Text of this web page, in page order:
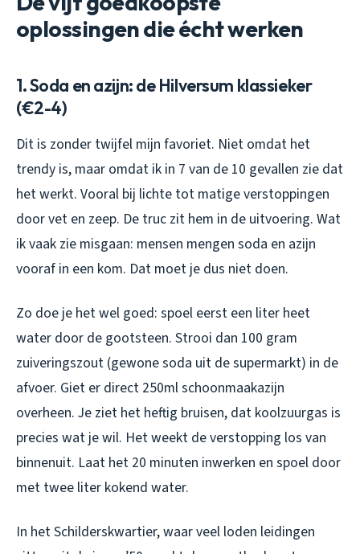
oplossingen die écht werken
1. Soda en azijn: de Hilversum klassieker
(€2-4)
Dit is zonder twijfel mijn favoriet. Niet omdat het
trendy is, maar omdat ik in 7 van de 10 gevallen zie dat
het werkt. Vooral bij lichte tot matige verstoppingen
door vet en zeep. De truc zit hem in de uitvoering. Wat
ik vaak zie misgaan: mensen mengen soda en azijn
vooraf in een kom. Dat moet je dus niet doen.
Zo doe je het wel goed: spoel eerst een liter heet
water door de gootsteen. Strooi dan 100 gram
zuiveringszout (gewone soda uit de supermarkt) in de
afvoer. Giet er direct 250ml schoonmaakazijn
overheen. Je ziet het heftig bruisen, dat koolzuurgas is
precies wat je wil. Het weekt de verstopping los van
binnenuit. Laat het 20 minuten inwerken en spoel door
met twee liter kokend water.
In het Schilderskwartier, waar veel loden leidingen